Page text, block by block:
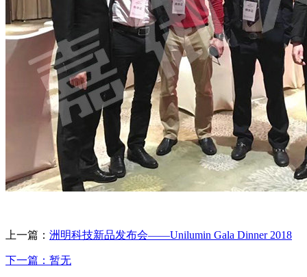
上一篇： 洲明科技新品发布会——Unilumin Gala Dinner 2018
下一篇：暂无